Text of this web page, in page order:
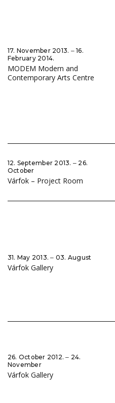
17. November 2013. ‒ 16.
February 2014.
MODEM Modern and
Contemporary Arts Centre
12. September 2013. ‒ 26.
October
Várfok – Project Room
31. May 2013. ‒ 03. August
Várfok Gallery
26. October 2012. ‒ 24.
November
Várfok Gallery